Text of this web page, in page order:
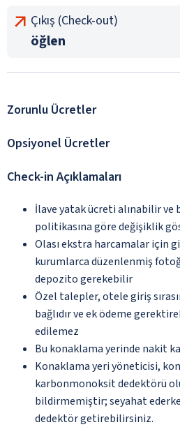
Çıkış (Check-out)
öğlen
Zorunlu Ücretler
Opsiyonel Ücretler
Check-in Açıklamaları
İlave yatak ücreti alınabilir ve
politikasına göre değişiklik
Olası ekstra harcamalar için
kurumlarca düzenlenmiş
depozito gerekebilir
Özel talepler, otele giriş
bağlıdır ve ek ödeme
edilemez
Bu konaklama yerinde nakit
Konaklama yeri yöneticisi,
karbonmonoksit dedektörü
bildirmemiştir; seyahat
dedektör getirebilirsiniz.